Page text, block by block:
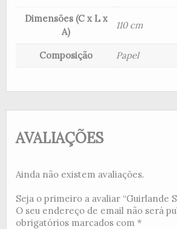
Dimensões (C x L x
A)
110 cm
Composição Papel
AVALIAÇÕES
Ainda não existem avaliações.
Seja o primeiro a avaliar “Guirlande
O seu endereço de email não será
obrigatórios marcados com *